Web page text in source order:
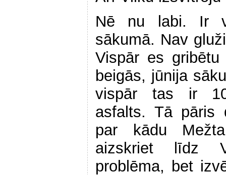
Nē nu labi. Ir
sākumā. Nav
Vispār es
beigās, jūnija
vispār tas ir
asfalts. Tā pāris
par kādu
aizskriet līdz
problēma, bet